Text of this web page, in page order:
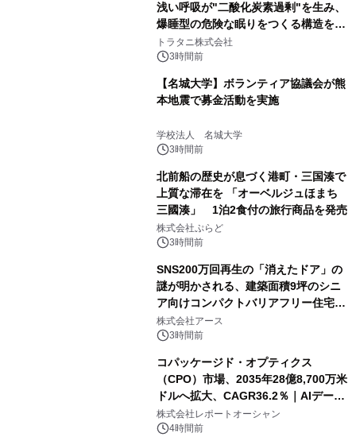
浅い呼吸が"二酸化炭素過剰"を生み、
爆睡型の危険な眠りをつくる構造を解
説
トラタニ株式会社
3時間前
【名城大学】ボランティア協議会が熊
本地震で募金活動を実施
学校法人 名城大学
3時間前
北前船の歴史が息づく港町・三国湊で
上質な滞在を 「オーベルジュほまち
三國湊」 1泊2食付の旅行商品を発売
株式会社ぷらど
3時間前
SNS200万回再生の「消えたドア」の
謎が明かされる、建築面積9坪のシニ
ア向けコンパクトバリアフリー住宅が
誕生
株式会社アース
3時間前
コパッケージド・オプティクス
（CPO）市場、2035年28億8,700万米
ドルへ拡大、CAGR36.2％｜AIデータ
センター・高速光通信需要が成長を加
速
株式会社レポートオーシャン
4時間前